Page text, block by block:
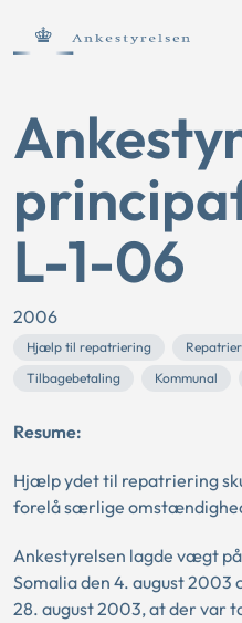
L-1-06
2006
Hjælp til repatriering
Tilbagebetaling
Kommunal
Resume:
Hjælp ydet til repatriering
forelå særlige
Ankestyrelsen lagde vægt
Somalia den 4. august 2003
28. august 2003, at der var